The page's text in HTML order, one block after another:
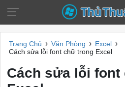
Trang Chủ › Văn Phòng › Excel ›
Cách sửa lỗi font chữ trong Excel
Cách sửa lỗi